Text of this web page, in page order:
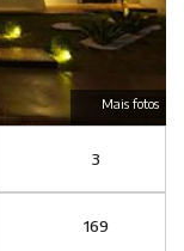
Mais fotos
3
169